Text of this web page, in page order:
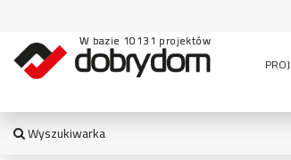
W bazie 10131 projektów
Wyszukiwarka
WYSZUKIWARKA